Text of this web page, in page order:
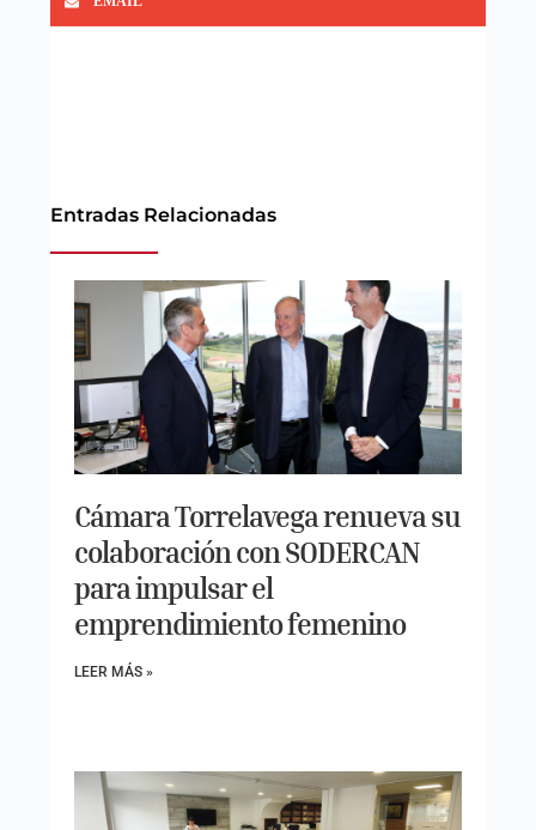
Entradas Relacionadas
Cámara Torrelavega renueva su
colaboración con SODERCAN
para impulsar el
emprendimiento femenino
LEER MÁS »